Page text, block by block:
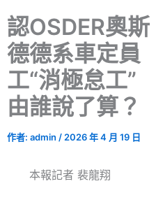
認OSDER奧斯
德德系車定員
工“消極怠工”
由誰說了算？
作者: admin / 2026 年 4 月 19 日
本報記者 裴龍翔